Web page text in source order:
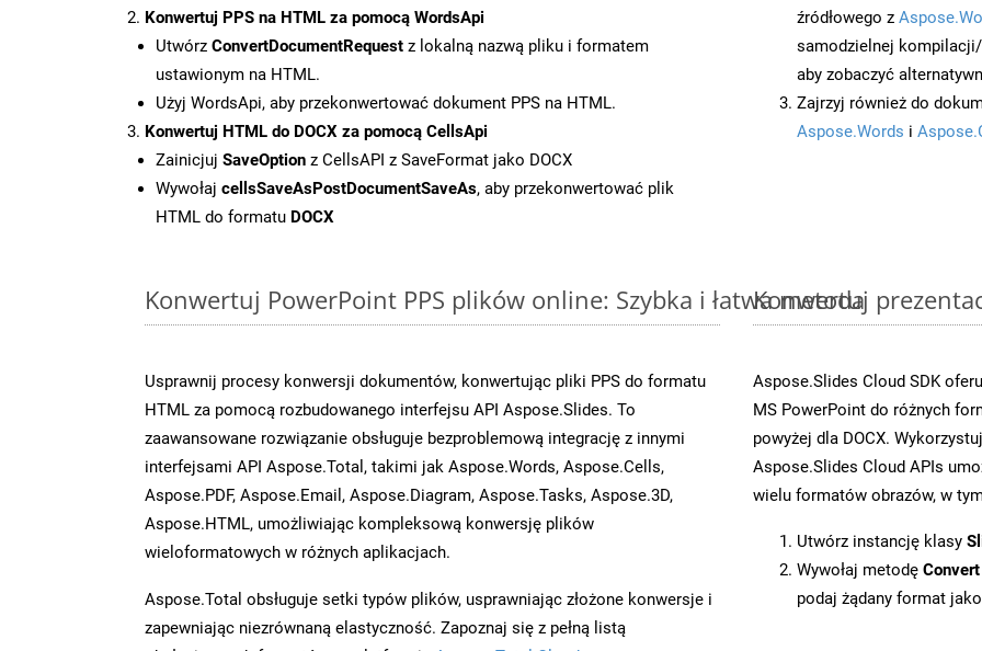
Konwertuj PPS na HTML za pomocą WordsApi
Utwórz ConvertDocumentRequest z lokalną nazwą pliku i formatem
ustawionym na HTML.
Użyj WordsApi, aby przekonwertować dokument PPS na HTML.
Konwertuj HTML do DOCX za pomocą CellsApi
Zainicjuj SaveOption z CellsAPI z SaveFormat jako DOCX
Wywołaj cellsSaveAsPostDocumentSaveAs, aby przekonwertować plik
HTML do formatu DOCX
źródłowego z
samodzielnej kompilacji/
aby zobaczyć
Zajrzyj również do
Aspose.Words i
Konwertuj PowerPoint PPS plików online: Szybka i łatwa metoda
Usprawnij procesy konwersji dokumentów, konwertując pliki PPS do formatu
HTML za pomocą rozbudowanego interfejsu API Aspose.Slides. To
zaawansowane rozwiązanie obsługuje bezproblemową integrację z innymi
interfejsami API Aspose.Total, takimi jak Aspose.Words, Aspose.Cells,
Aspose.PDF, Aspose.Email, Aspose.Diagram, Aspose.Tasks, Aspose.3D,
Aspose.HTML, umożliwiając kompleksową konwersję plików
wieloformatowych w różnych aplikacjach.
Aspose.Total obsługuje setki typów plików, usprawniając złożone konwersje i
zapewniając niezrównaną elastyczność. Zapoznaj się z pełną listą
Konwertuj
Aspose.Slides Cloud SDK
MS PowerPoint do różnych
powyżej dla DOCX.
Aspose.Slides Cloud APIs
wielu formatów obrazów, w tym
Utwórz instancję klasy
Wywołaj metodę Convert
podaj żądany format